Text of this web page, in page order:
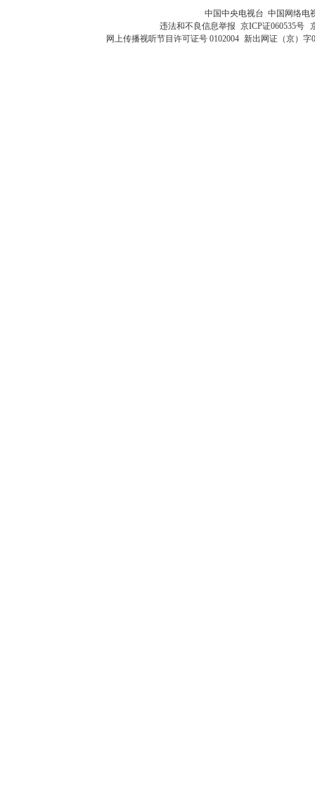
中国中央电视台 中国网络电
违法和不良信息举报 京ICP证060535号
网上传播视听节目许可证号 0102004 新出网证（京）